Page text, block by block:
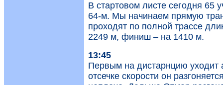
В стартовом листе сегодня 65
64-м. Мы начинаем прямую
проходят по полной трассе
2249 м, финиш – на 1410 м.
13:45
Первым на дистарнцию
отсечке скорости он